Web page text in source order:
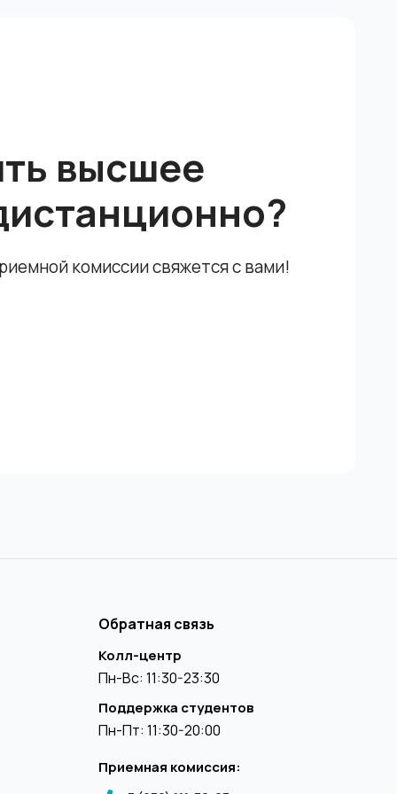
высшее
комиссии свяжется с вами!
Обратная связь
Колл-центр
Пн-Вс: 11:30-23:30
Поддержка студентов
Пн-Пт: 11:30-20:00
Приемная комиссия: